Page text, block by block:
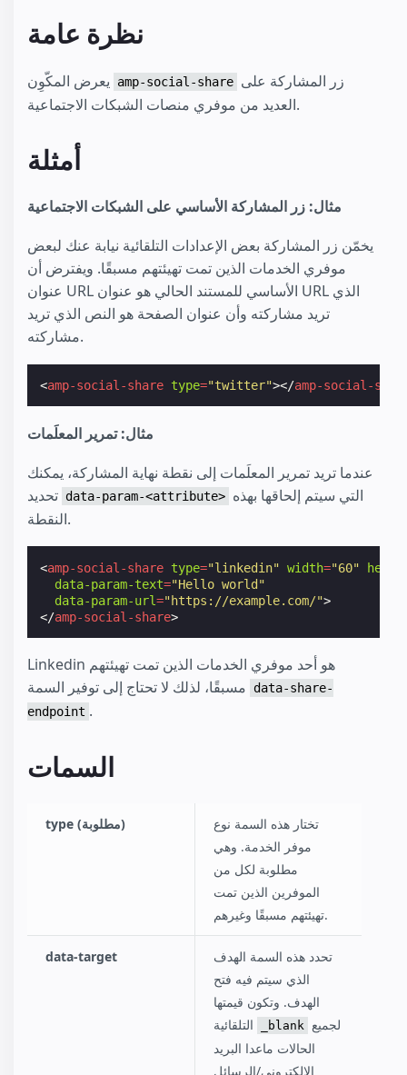
نظرة عامة
amp-social-share
العديد من موفري منصات الشبكات الاجتماعية.
أمثلة
مثال: زر المشاركة الأساسي على الشبكات الاجتماعية
يخمّن زر المشاركة بعض الإعدادات التلقائية نيابة عنك لبعض
موفري الخدمات الذين تمت تهيئتهم مسبقًا. ويفترض أن
عنوان URL الأساسي للمستند الحالي هو عنوان URL الذي
تريد مشاركته وأن عنوان الصفحة هو النص الذي تريد
مشاركته.
<amp-social-share type="twitter"></amp-social-
مثال: تمرير المعلَمات
عندما تريد تمرير المعلَمات إلى نقطة نهاية المشاركة، يمكنك
data-param-<attribute>
النقطة.
<amp-social-share type="linkedin" width="60"
data-param-text="Hello world"
data-param-url="https://example.com/">
</amp-social-share>
Linkedin هو أحد موفري الخدمات الذين تمت تهيئتهم
data-share-
endpoint .
السمات
type (مطلوبة)
تختار هذه السمة نوع
موفر الخدمة. وهي
مطلوبة لكل من
الموفرين الذين تمت
تهيئتهم مسبقًا وغيرهم.
data-target
تحدد هذه السمة الهدف
الذي سيتم فيه فتح
الهدف. وتكون قيمتها
_blank
الحالات ماعدا البريد
الإلكتروني/الرسائل